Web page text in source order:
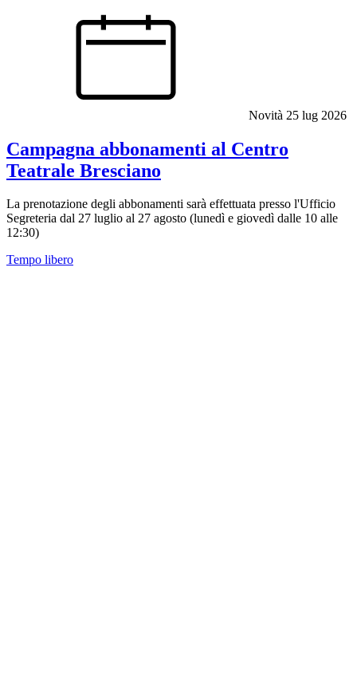
Novità 25 lug 2026
Campagna abbonamenti al Centro
Teatrale Bresciano
La prenotazione degli abbonamenti sarà effettuata presso l'Ufficio
Segreteria dal 27 luglio al 27 agosto (lunedì e giovedì dalle 10 alle
12:30)
Tempo libero